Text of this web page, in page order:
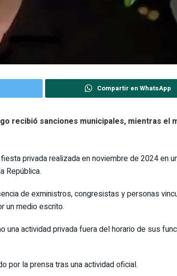
Compartir en WhatsApp
recibió sanciones municipales, mientras el
privada realizada en noviembre de 2024 en
República.
de exministros, congresistas y personas
un medio escrito.
una actividad privada fuera del horario de sus
por la prensa tras una actividad oficial.